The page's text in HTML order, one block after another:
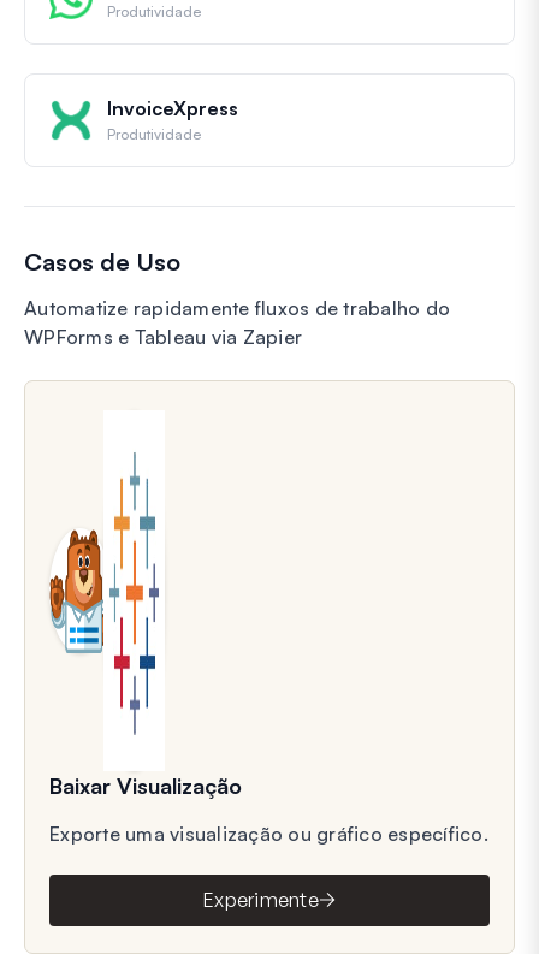
Produtividade
InvoiceXpress
Produtividade
Casos de Uso
Automatize rapidamente fluxos de trabalho do
WPForms e Tableau via Zapier
Baixar Visualização
Exporte uma visualização ou gráfico específico.
Experimente